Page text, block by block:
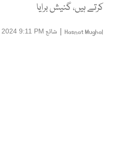
کرتے ہیں، گنیش برایا
Hasnat Mughal
| شائع 9:11 PM